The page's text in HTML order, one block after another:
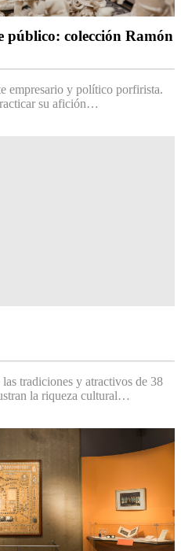
público: colección Ramón
empresario y político porfirista.
su afición…
tradiciones y atractivos de 38
la riqueza cultural…